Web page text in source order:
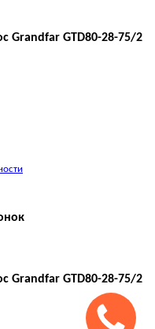
Grandfar GTD80-28-75/2
Grandfar GTD80-28-75/2